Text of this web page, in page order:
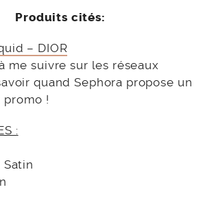
Produits cités:
– DIOR
me suivre sur les réseaux
quand Sephora propose un
promo !
:
Satin